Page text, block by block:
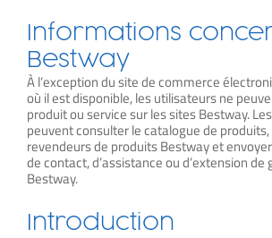
Informations
Bestway
À l’exception du site de commerce
où il est disponible, les utilisateurs ne
produit ou service sur les sites Bestway.
peuvent consulter le catalogue de
revendeurs de produits Bestway et
de contact, d’assistance ou d’extension de
Bestway.
Introduction